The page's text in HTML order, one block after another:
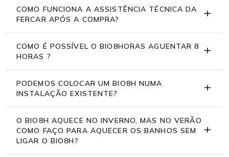
COMO FUNCIONA A ASSISTÊNCIA TÉCNICA DA
FERCAR APÓS A COMPRA?
COMO É POSSÍVEL O BIO8HORAS AGUENTAR 8
HORAS ?
PODEMOS COLOCAR UM BIO8H NUMA
INSTALAÇÃO EXISTENTE?
O BIO8H AQUECE NO INVERNO, MAS NO VERÃO
COMO FAÇO PARA AQUECER OS BANHOS SEM
LIGAR O BIO8H?